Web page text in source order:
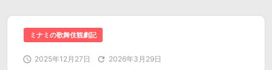
ミナミの歌舞伎観劇記
 2025年12月27日  2026年3月29日